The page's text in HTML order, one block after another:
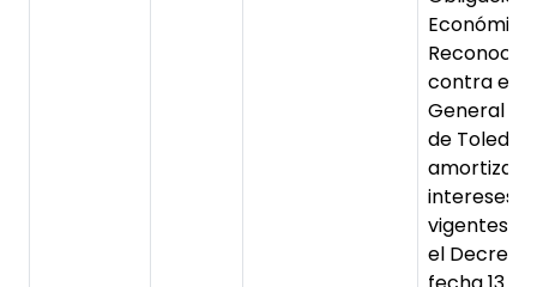
contra el
General
de Toledo,
intereses
vigentes,
el Decreto